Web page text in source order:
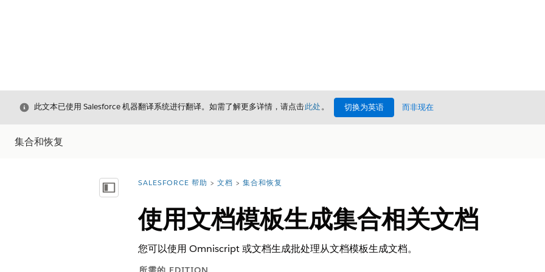
关闭
此文本已使用 Salesforce 机器翻译系统进行翻译。如需了解更多详情，请点击此处。 切换为英语 而非现在
集合和恢复
显示目录 您在此处：
SALESFORCE 帮助 文档 集合和恢复
使用文档模板生成集合相关文档
您可以使用 Omniscript 或文档生成批处理从文档模板生成文档。